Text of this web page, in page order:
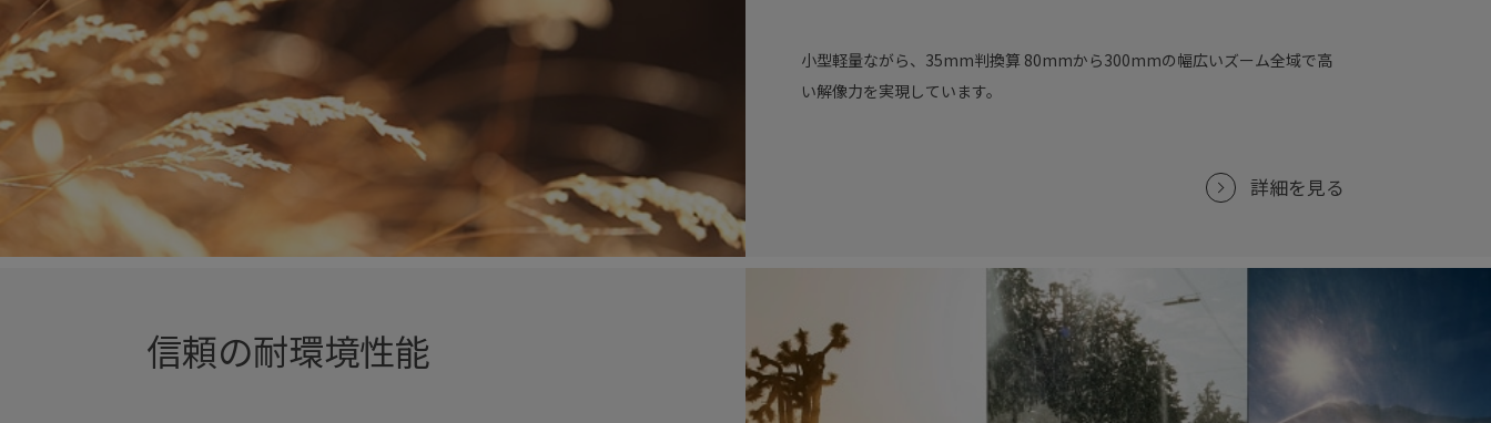
小型軽量ながら、35mm判換算 80mmから300mmの幅広いズーム全域で高
い解像力を実現しています。
詳細を見る
信頼の耐環境性能